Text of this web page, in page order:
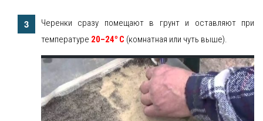
Черенки сразу помещают в грунт и оставляют при
температуре 20–24о С (комнатная или чуть выше).